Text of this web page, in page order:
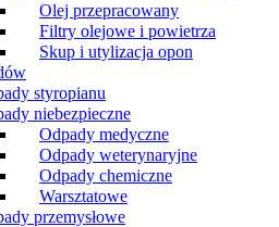
Olej przepracowany
Filtry olejowe i powietrza
Skup i utylizacja opon
styropianu
niebezpieczne
Odpady medyczne
Odpady weterynaryjne
Odpady chemiczne
Warsztatowe
przemysłowe